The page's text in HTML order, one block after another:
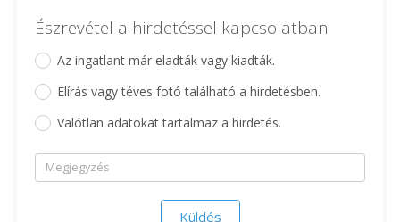
Észrevétel a hirdetéssel kapcsolatban
Az ingatlant már eladták vagy kiadták.
Elírás vagy téves fotó található a hirdetésben.
Valótlan adatokat tartalmaz a hirdetés.